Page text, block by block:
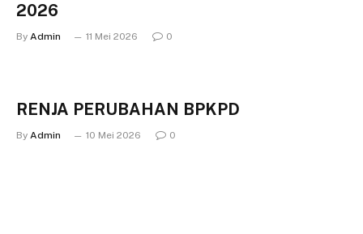
2026
By Admin 11 Mei 2026 0
RENJA PERUBAHAN BPKPD
By Admin 10 Mei 2026 0